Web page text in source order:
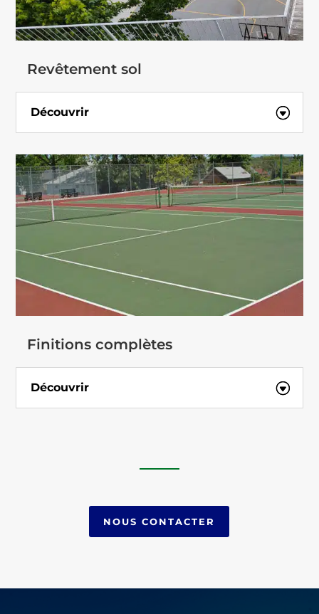
Revêtement sol
Découvrir
Finitions complètes
Découvrir
NOUS CONTACTER